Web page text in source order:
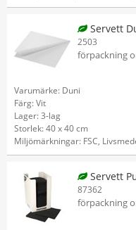
Servett
2503
förpackning
Varumärke: Duni
Färg: Vit
Lager: 3-lag
Storlek: 40 x 40 cm
Miljömärkningar: FSC,
Servett
87362
förpackning